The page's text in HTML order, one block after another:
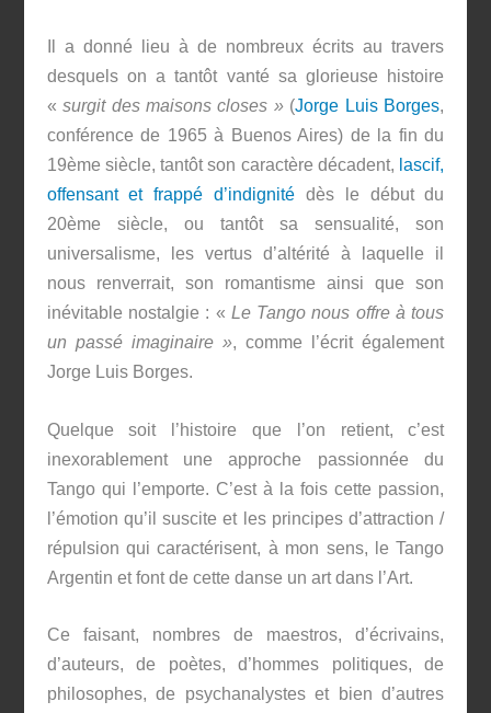
Il a donné lieu à de nombreux écrits au travers
desquels on a tantôt vanté sa glorieuse histoire
«surgit des maisons closes »(Jorge Luis Borges,
conférence de 1965 à Buenos Aires) de la fin du
19ème siècle, tantôt son caractère décadent, lascif,
offensant et frappé d’indignité dès le début du
20ème siècle, ou tantôt sa sensualité, son
universalisme, les vertus d’altérité à laquelle il
nous renverrait, son romantisme ainsi que son
inévitable nostalgie : « Le Tango nous offre à tous
un passé imaginaire », comme l’écrit également
Jorge Luis Borges.
Quelque soit l’histoire que l’on retient, c’est
inexorablement une approche passionnée du
Tango qui l’emporte. C’est à la fois cette passion,
l’émotion qu’il suscite et les principes d’attraction /
répulsion qui caractérisent, à mon sens, le Tango
Argentin et font de cette danse un art dans l’Art.
Ce faisant, nombres de maestros, d’écrivains,
d’auteurs, de poètes, d’hommes politiques, de
philosophes, de psychanalystes et bien d’autres